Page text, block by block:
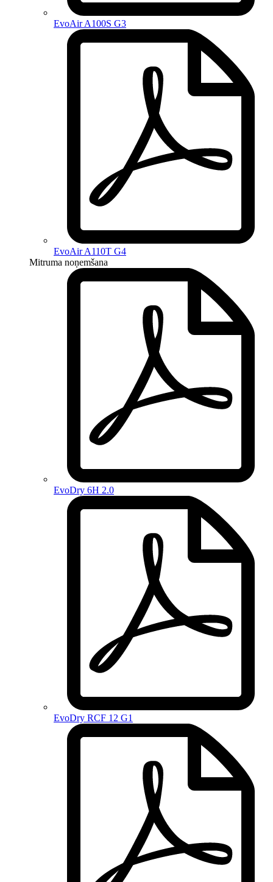
EvoAir A100S G3
EvoAir A110T G4
Mitruma noņemšana
EvoDry 6H 2.0
EvoDry RCF 12 G1